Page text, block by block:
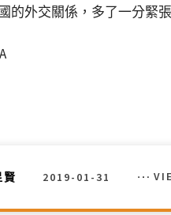
的外交關係，多了一分緊
賢 2019-01-31